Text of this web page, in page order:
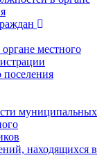
местного
поселения
муниципальных
находящихся в